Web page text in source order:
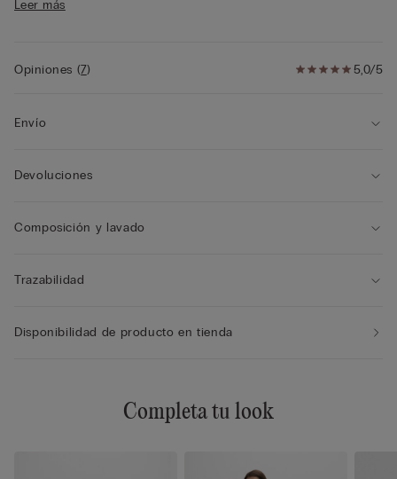
• La modelo mide 175 cm y lleva la talla S
Leer más
5,0/5
Opiniones (7)
Envío
Devoluciones
Composición y lavado
Trazabilidad
Disponibilidad de producto en tienda
Completa tu look